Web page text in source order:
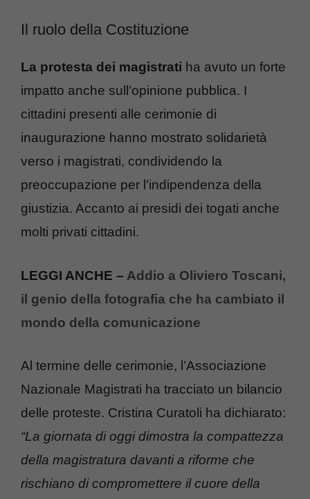
Il ruolo della Costituzione
La protesta dei magistrati ha avuto un forte
impatto anche sull’opinione pubblica. I
cittadini presenti alle cerimonie di
inaugurazione hanno mostrato solidarietà
verso i magistrati, condividendo la
preoccupazione per l’indipendenza della
giustizia. Accanto ai presidi dei togati anche
molti privati cittadini.
LEGGI ANCHE – Addio a Oliviero Toscani,
il genio della fotografia che ha cambiato il
mondo della comunicazione
Al termine delle cerimonie, l’Associazione
Nazionale Magistrati ha tracciato un bilancio
delle proteste. Cristina Curatoli ha dichiarato:
“La giornata di oggi dimostra la compattezza
della magistratura davanti a riforme che
rischiano di compromettere il cuore della